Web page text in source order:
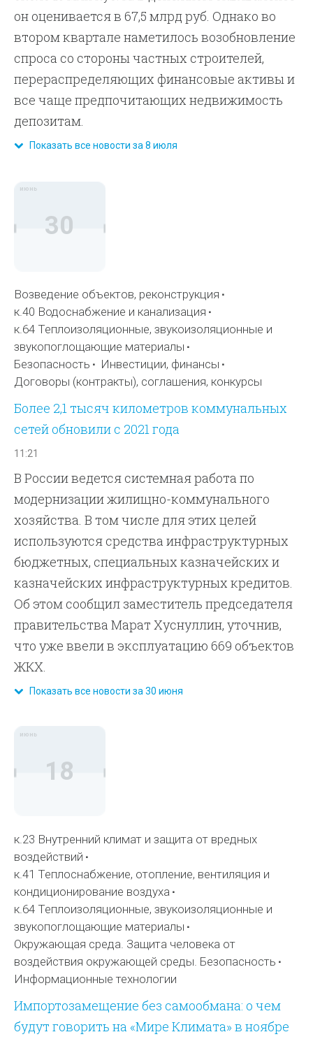
он оценивается в 67,5 млрд руб. Однако во
втором квартале наметилось возобновление
спроса со стороны частных строителей,
перераспределяющих финансовые активы и
все чаще предпочитающих недвижимость
депозитам.
Показать все новости за 8 июля
июнь
30
Возведение объектов, реконструкция
к.40 Водоснабжение и канализация
к.64 Теплоизоляционные, звукоизоляционные и
звукопоглощающие материалы
Безопасность
Инвестиции, финансы
Договоры (контракты), соглашения, конкурсы
Более 2,1 тысяч километров коммунальных
сетей обновили с 2021 года
11:21
В России ведется системная работа по
модернизации жилищно-коммунального
хозяйства. В том числе для этих целей
используются средства инфраструктурных
бюджетных, специальных казначейских и
казначейских инфраструктурных кредитов.
Об этом сообщил заместитель председателя
правительства Марат Хуснуллин, уточнив,
что уже ввели в эксплуатацию 669 объектов
ЖКХ.
Показать все новости за 30 июня
июнь
18
к.23 Внутренний климат и защита от вредных
воздействий
к.41 Теплоснабжение, отопление, вентиляция и
кондиционирование воздуха
к.64 Теплоизоляционные, звукоизоляционные и
звукопоглощающие материалы
Окружающая среда. Защита человека от
воздействия окружающей среды. Безопасность
Информационные технологии
Импортозамещение без самообмана: о чем
будут говорить на «Мире Климата» в ноябре